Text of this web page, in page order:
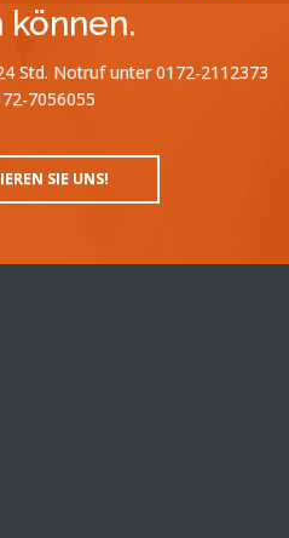
können.
Std. Notruf unter 0172-2112373
7056055
SIE UNS!